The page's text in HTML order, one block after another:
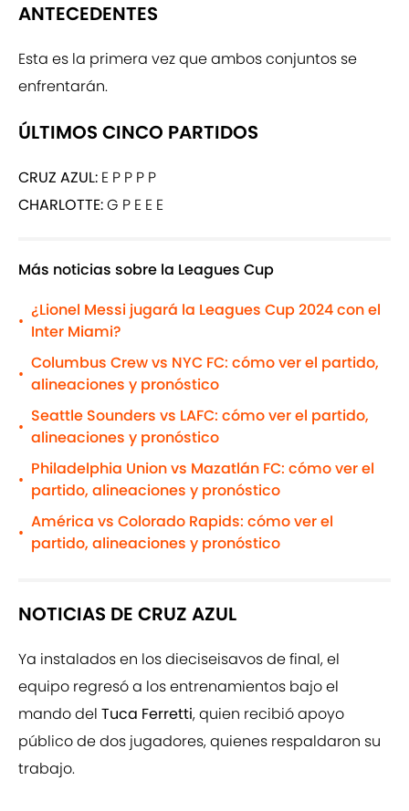
ANTECEDENTES
Esta es la primera vez que ambos conjuntos se
enfrentarán.
ÚLTIMOS CINCO PARTIDOS
CRUZ AZUL: E P P P P
CHARLOTTE:G P E E E
Más noticias sobre la Leagues Cup
•
¿Lionel Messi jugará la Leagues Cup 2024 con el
Inter Miami?
•
Columbus Crew vs NYC FC: cómo ver el partido,
alineaciones y pronóstico
•
Seattle Sounders vs LAFC: cómo ver el partido,
alineaciones y pronóstico
•
Philadelphia Union vs Mazatlán FC: cómo ver el
partido, alineaciones y pronóstico
•
América vs Colorado Rapids: cómo ver el
partido, alineaciones y pronóstico
NOTICIAS DE CRUZ AZUL
Ya instalados en los dieciseisavos de final, el
equipo regresó a los entrenamientos bajo el
mando del Tuca Ferretti, quien recibió apoyo
público de dos jugadores, quienes respaldaron su
trabajo.